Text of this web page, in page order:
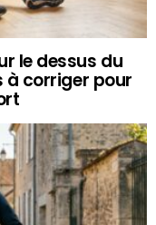
le dessus du
à corriger pour